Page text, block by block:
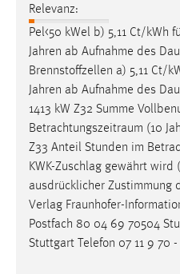
Relevanz:
Pel<50 kWel b) 5,11 Ct/kWh
Jahren ab Aufnahme des
Brennstoffzellen a) 5,11 Ct/
Jahren ab Aufnahme des
1413 kW Z32 Summe
Betrachtungszeitraum (10
Z33 Anteil Stunden im
KWK-Zuschlag gewährt
ausdrücklicher Zustimmung
Verlag Fraunhofer-
Postfach 80 04 69 70504
Stuttgart Telefon 07 11 9 70 -
Facebook Pixel
Name:
_fbp
Anbieter:
Facebook
Zweck:
Conversion-Tracking
Cookie Laufzeit:
3 Monate